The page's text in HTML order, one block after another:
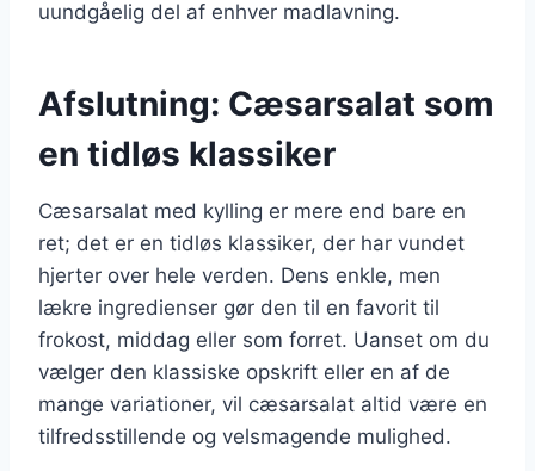
uundgåelig del af enhver madlavning.
Afslutning: Cæsarsalat som
en tidløs klassiker
Cæsarsalat med kylling er mere end bare en
ret; det er en tidløs klassiker, der har vundet
hjerter over hele verden. Dens enkle, men
lækre ingredienser gør den til en favorit til
frokost, middag eller som forret. Uanset om du
vælger den klassiske opskrift eller en af de
mange variationer, vil cæsarsalat altid være en
tilfredsstillende og velsmagende mulighed.